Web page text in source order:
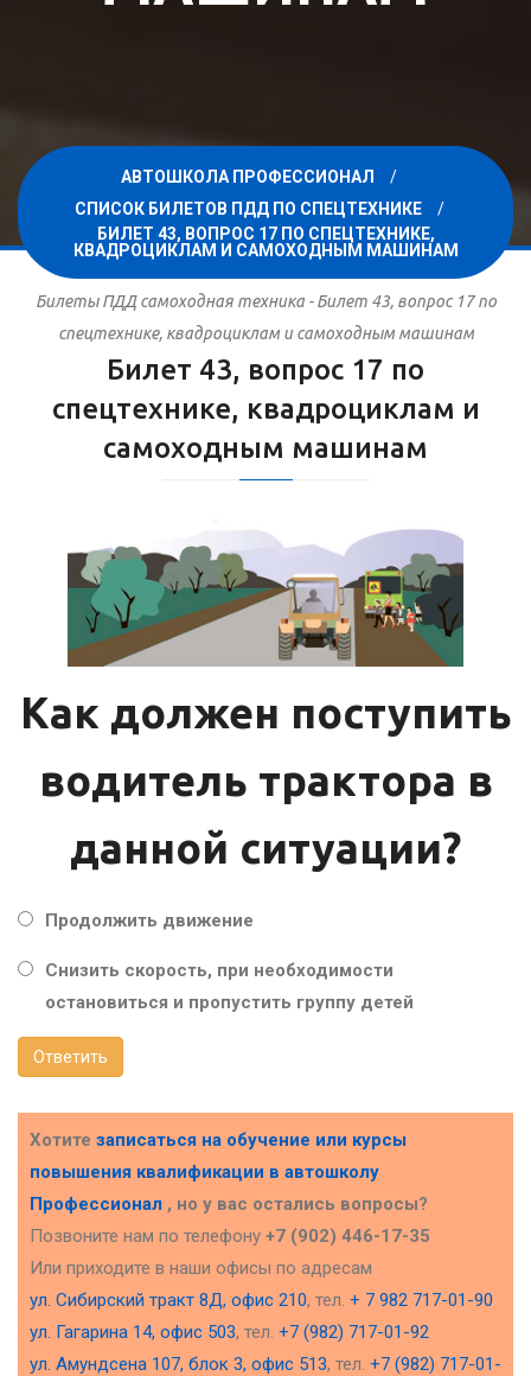
АВТОШКОЛА ПРОФЕССИОНАЛ
СПИСОК БИЛЕТОВ ПДД ПО СПЕЦТЕХНИКЕ
БИЛЕТ 43, ВОПРОС 17 ПО СПЕЦТЕХНИКЕ,
КВАДРОЦИКЛАМ И САМОХОДНЫМ МАШИНАМ
Билеты ПДД самоходная техника - Билет 43, вопрос 17 по
спецтехнике, квадроциклам и самоходным машинам
Билет 43, вопрос 17 по
спецтехнике, квадроциклам и
самоходным машинам
Как должен поступить
водитель трактора в
данной ситуации?
Продолжить движение
Снизить скорость, при необходимости
остановиться и пропустить группу детей
Ответить
Хотите записаться на обучение или курсы
повышения квалификации в автошколу
Профессионал , но у вас остались вопросы?
Позвоните нам по телефону +7 (902) 446-17-35
Или приходите в наши офисы по адресам
ул. Сибирский тракт 8Д, офис 210, тел. + 7 982 717-01-90
ул. Гагарина 14, офис 503, тел. +7 (982) 717-01-92
ул. Амундсена 107, блок 3, офис 513, тел. +7 (982) 717-01-